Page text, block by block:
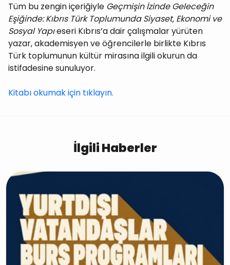
Tüm bu zengin içeriğiyle Geçmişin İzinde Geleceğin
Eşiğinde: Kıbrıs Türk Toplumunda Siyaset, Ekonomi ve
Sosyal Yapıeseri Kıbrıs’a dair çalışmalar yürüten
yazar, akademisyen ve öğrencilerle birlikte Kıbrıs
Türk toplumunun kültür mirasına ilgili okurun da
istifadesine sunuluyor.
Kitabı okumak için tıklayın.
İlgili Haberler